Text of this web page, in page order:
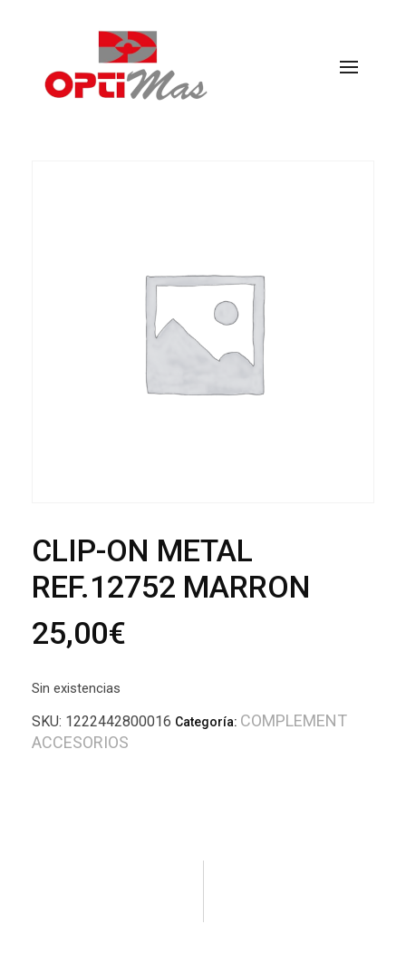
CLIP-ON METAL
REF.12752 MARRON
25,00€
Sin existencias
SKU: 1222442800016 Categoría: COMPLEMENT
ACCESORIOS